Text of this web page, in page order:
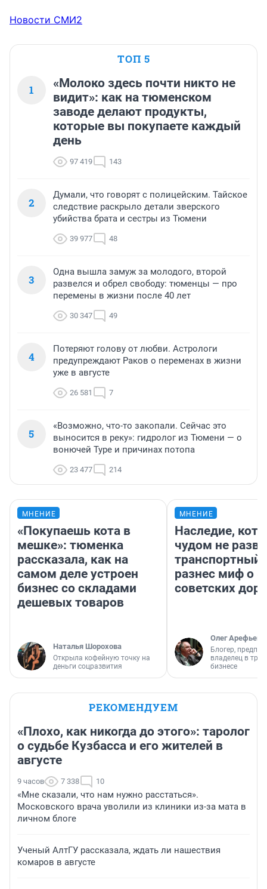
Новости СМИ2
ТОП 5
1
«Молоко здесь почти никто не
видит»: как на тюменском
заводе делают продукты,
которые вы покупаете каждый
день
97 419 143
2
Думали, что говорят с полицейским. Тайское
следствие раскрыло детали зверского
убийства брата и сестры из Тюмени
39 977 48
3
Одна вышла замуж за молодого, второй
развелся и обрел свободу: тюменцы — про
перемены в жизни после 40 лет
30 347 49
4
Потеряют голову от любви. Астрологи
предупреждают Раков о переменах в жизни
уже в августе
26 581 7
5
«Возможно, что-то закопали. Сейчас это
выносится в реку»: гидролог из Тюмени — о
вонючей Туре и причинах потопа
23 477 214
МНЕНИЕ
«Покупаешь кота в
мешке»: тюменка
рассказала, как на
самом деле устроен
бизнес со складами
дешевых товаров
Наталья Шорохова
Открыла кофейную точку на
деньги соцразвития
МНЕНИЕ
Наследие,
чудом не
транспортный
разнес миф о
советских
Олег Арефьев
Блогер,
владелец в
бизнесе
РЕКОМЕНДУЕМ
«Плохо, как никогда до этого»: таролог
о судьбе Кузбасса и его жителей в
августе
9 часов 7 338 10
«Мне сказали, что нам нужно расстаться».
Московского врача уволили из клиники из-за мата в
личном блоге
Ученый АлтГУ рассказала, ждать ли нашествия
комаров в августе